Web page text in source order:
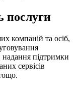
послуги
компаній та осіб,
надання підтримки
сервісів